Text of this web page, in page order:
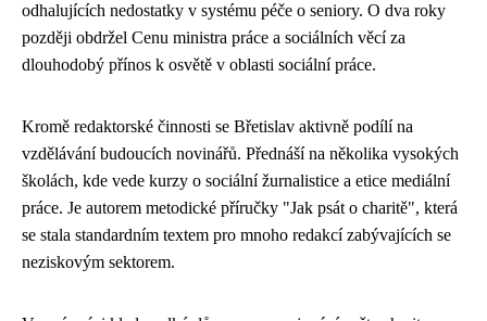
odhalujících nedostatky v systému péče o seniory. O dva roky
později obdržel Cenu ministra práce a sociálních věcí za
dlouhodobý přínos k osvětě v oblasti sociální práce.
Kromě redaktorské činnosti se Břetislav aktivně podílí na
vzdělávání budoucích novinářů. Přednáší na několika vysokých
školách, kde vede kurzy o sociální žurnalistice a etice mediální
práce. Je autorem metodické příručky "Jak psát o charitě", která
se stala standardním textem pro mnoho redakcí zabývajících se
neziskovým sektorem.